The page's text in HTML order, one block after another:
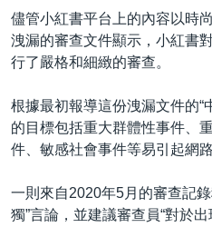
儘管小紅書平台上的內容以時
洩漏的審查文件顯示，小紅書
行了嚴格和細緻的審查。
根據最初報導這份洩漏文件的“
的目標包括重大群體性事件、
件、敏感社會事件等易引起網
一則來自2020年5月的審查記
獨”言論，並建議審查員“對於